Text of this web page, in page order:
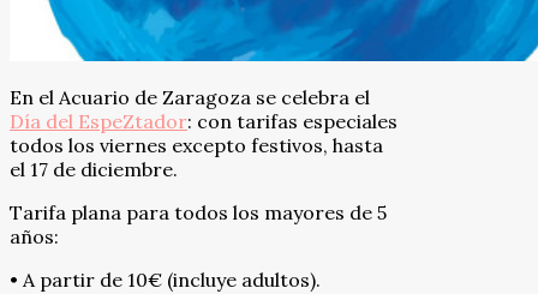
En el Acuario de Zaragoza se celebra el
Día del EspeZtador: con tarifas especiales
todos los viernes excepto festivos, hasta
el 17 de diciembre.
Tarifa plana para todos los mayores de 5
años:
• A partir de 10€ (incluye adultos).